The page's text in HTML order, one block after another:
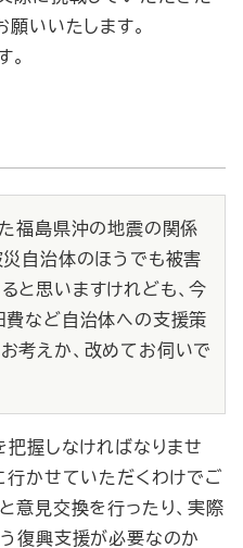
願いいたします。
。
た福島県沖の地震の関係
災自治体のほうでも被害
と思いますけれども、今
費など自治体への支援策
考えか、改めてお伺いで
把握しなければなりませ
行かせていただくわけでご
意見交換を行ったり、実際
復興支援が必要なのか